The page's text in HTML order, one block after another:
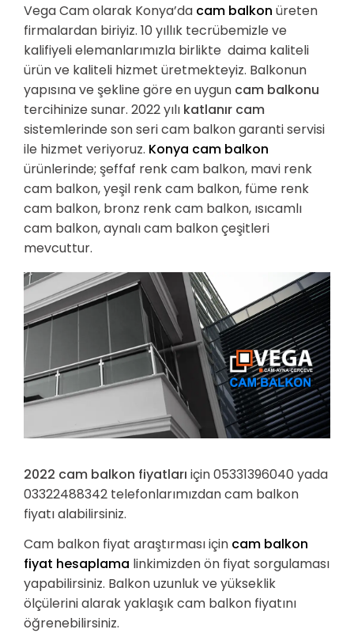
Vega Cam olarak Konya’da cam balkon üreten
firmalardan biriyiz. 10 yıllık tecrübemizle ve
kalifiyeli elemanlarımızla birlikte daima kaliteli
ürün ve kaliteli hizmet üretmekteyiz. Balkonun
yapısına ve şekline göre en uygun cam balkonu
tercihinize sunar. 2022 yılı katlanır cam
sistemlerinde son seri cam balkon garanti servisi
ile hizmet veriyoruz. Konya cam balkon
ürünlerinde; şeffaf renk cam balkon, mavi renk
cam balkon, yeşil renk cam balkon, füme renk
cam balkon, bronz renk cam balkon, ısıcamlı
cam balkon, aynalı cam balkon çeşitleri
mevcuttur.
2022 cam balkon fiyatları için 05331396040 yada
03322488342 telefonlarımızdan cam balkon
fiyatı alabilirsiniz.
Cam balkon fiyat araştırması için cam balkon
fiyat hesaplama linkimizden ön fiyat sorgulaması
yapabilirsiniz. Balkon uzunluk ve yükseklik
ölçülerini alarak yaklaşık cam balkon fiyatını
öğrenebilirsiniz.